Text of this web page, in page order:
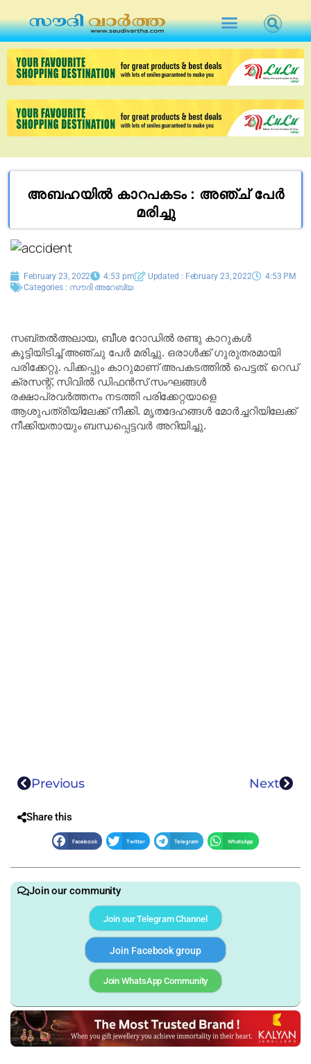
അബഹയിൽ കാറപകടം : അഞ്ച് പേർ
മരിച്ചു
February 23, 2022 4:53 pm Updated : February 23, 2022
4:53 PM
Categories : സൗദി അറേബ്യ
സബ്തൽഅലായ, ബീശ റോഡിൽ രണ്ടു കാറുകൾ
കൂട്ടിയിടിച്ച് അഞ്ചു പേർ മരിച്ചു. ഒരാൾക്ക് ഗുരുതരമായി
പരിക്കേറ്റു. പിക്കപ്പും കാറുമാണ് അപകടത്തിൽ പെട്ടത്. റെഡ്
ക്രസന്റ്, സിവിൽ ഡിഫൻസ് സംഘങ്ങൾ
രക്ഷാപ്രവർത്തനം നടത്തി പരിക്കേറ്റയാളെ
ആശുപത്രിയിലേക്ക് നീക്കി. മൃതദേഹങ്ങൾ മോർച്ചറിയിലേക്ക്
നീക്കിയതായും ബന്ധപ്പെട്ടവർ അറിയിച്ചു.
Previous Next
Share this
Facebook Twitter Telegram WhatsApp
Join our community
Join our Telegram Channel
Join Facebook group
Join WhatsApp Community